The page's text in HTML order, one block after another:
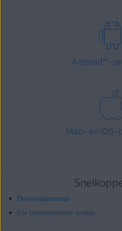
Android™-
Mac- en iOS-
Downloadcentrum
Uw licentienummer zoeken